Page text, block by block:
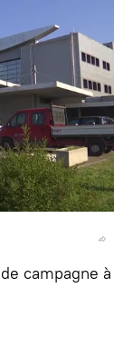
campagne à